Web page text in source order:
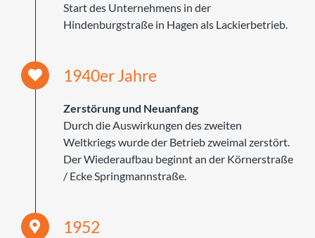
KONTAKTStart des Unternehmens in der
Hindenburgstraße in Hagen als Lackierbetrieb.
1940er Jahre
Zerstörung und Neuanfang
Durch die Auswirkungen des zweiten
Weltkriegs wurde der Betrieb zweimal zerstört.
Der Wiederaufbau beginnt an der Körnerstraße
/ Ecke Springmannstraße.
1952